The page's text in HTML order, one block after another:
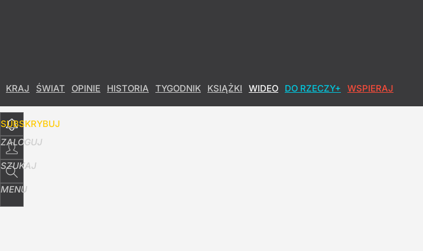
KRAJ ŚWIAT OPINIE HISTORIA TYGODNIK KSIĄŻKI WIDEO DO RZECZY+ WSPIERAJ
SUBSKRYBUJ
ZALOGUJ
SZUKAJ
MENU